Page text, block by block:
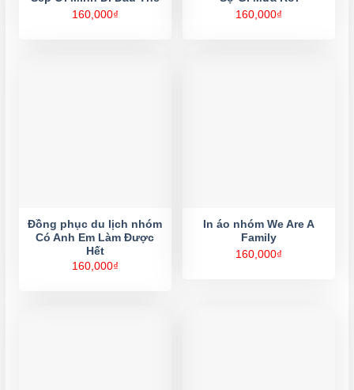
160,000₫
160,000₫
Đồng phục du lịch nhóm
Có Anh Em Làm Được
Hết
160,000₫
In áo nhóm We Are A
Family
160,000₫